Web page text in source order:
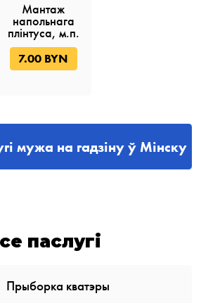
Мантаж
напольнага
плінтуса, м.п.
7.00 BYN
мужа на гадзіну ў Мінску
паслугі
Прыборка кватэры